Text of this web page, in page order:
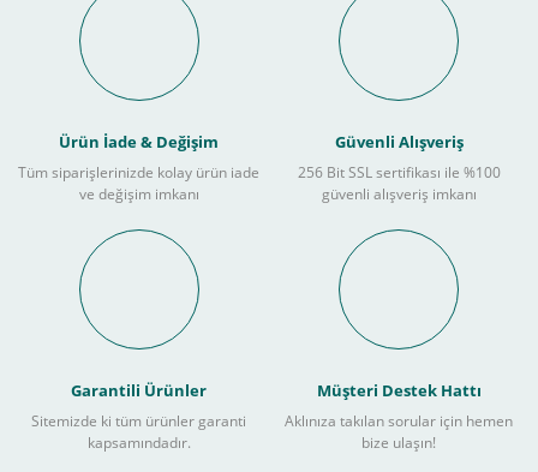
Ürün İade & Değişim
Tüm siparişlerinizde kolay ürün iade
ve değişim imkanı
Güvenli Alışveriş
256 Bit SSL sertifikası ile %100
güvenli alışveriş imkanı
Garantili Ürünler
Sitemizde ki tüm ürünler garanti
kapsamındadır.
Müşteri Destek Hattı
Aklınıza takılan sorular için hemen
bize ulaşın!